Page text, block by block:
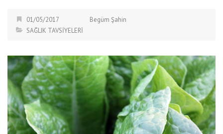
01/05/2017
Begüm Şahin
SAĞLIK TAVSİYELERİ